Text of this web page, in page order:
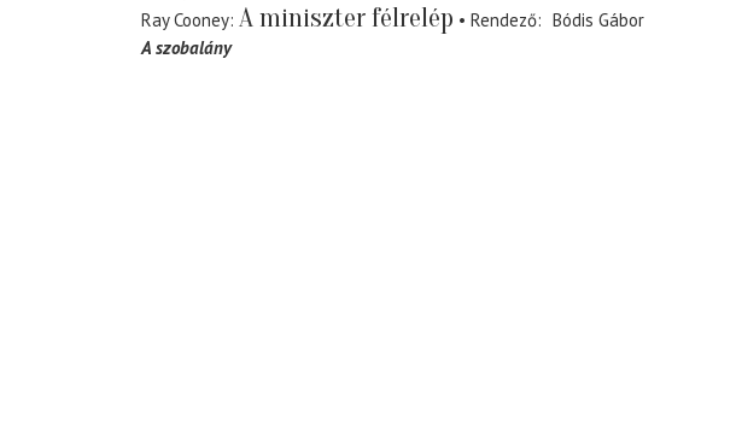
Ray Cooney A miniszter félrelép Rendező
Bódis Gábor
A szobalány